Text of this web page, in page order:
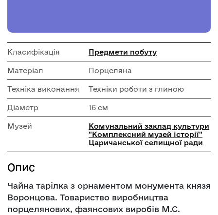
Класифікація Предмети побуту
Матеріал Порцеляна
Техніка виконання Техніки роботи з глиною
Діаметр 16 см
Музей
Комунальний заклад культури
"Комплексний музей історії"
Царичанської селищної ради
Опис
Чайна тарілка з орнаментом монумента князя
Воронцова. Товариство виробництва
порцелянових, фаянсових виробів М.С.